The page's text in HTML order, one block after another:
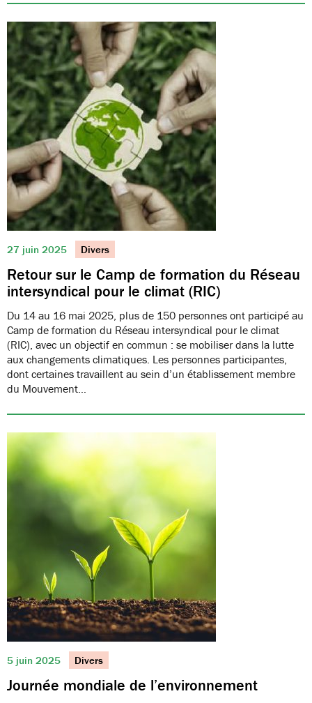
27 juin 2025 Divers
Retour sur le Camp de formation du Réseau
intersyndical pour le climat (RIC)
Du 14 au 16 mai 2025, plus de 150 personnes ont participé au
Camp de formation du Réseau intersyndical pour le climat
(RIC), avec un objectif en commun : se mobiliser dans la lutte
aux changements climatiques. Les personnes participantes,
dont certaines travaillent au sein d’un établissement membre
du Mouvement…
5 juin 2025 Divers
Journée mondiale de l’environnement